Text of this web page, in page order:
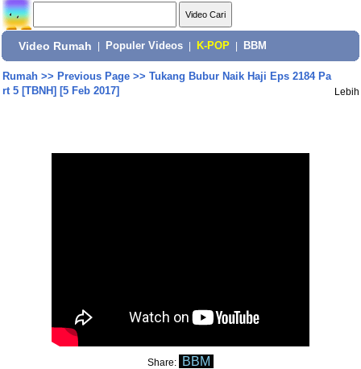
Video Rumah Populer Videos K-POP BBM
Rumah>> Previous Page>> Tukang Bubur Naik Haji Eps 2184 Pa
rt 5 [TBNH] [5 Feb 2017]
Lebih
Share: BBM